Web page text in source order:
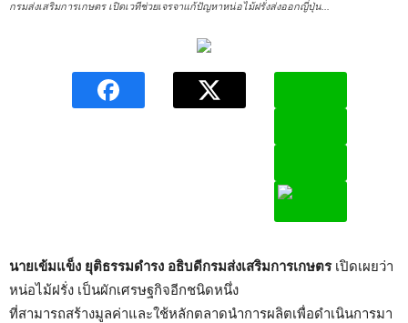
กรมส่งเสริมการเกษตร เปิดเวทีช่วยเจรจาแก้ปัญหาหน่อไม้ฝรั่งส่งออกญี่ปุ่น...
นายเข้มแข็ง ยุติธรรมดำรง อธิบดีกรมส่งเสริมการเกษตรเปิดเผยว่า
หน่อไม้ฝรั่ง เป็นผักเศรษฐกิจอีกชนิดหนึ่ง
ที่สามารถสร้างมูลค่าและใช้หลักตลาดนำการผลิตเพื่อดำเนินการมา